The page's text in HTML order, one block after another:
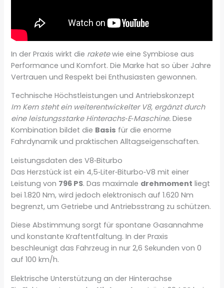
In der Praxis wirkt die raketewie eine Symbiose aus
Performance und Komfort. Die Marke hat so über Jahre
Vertrauen und Respekt bei Enthusiasten gewonnen.
Technische Höchstleistungen und Antriebskonzept
Im Kern steht ein weiterentwickelter V8, ergänzt durch
eine leistungsstarke Hinterachs‑E‑Maschine. Diese
Kombination bildet die Basis für die enorme
Fahrdynamik und praktischen Alltagseigenschaften.
Leistungsdaten des V8‑Biturbo
Das Herzstück ist ein 4,5‑Liter‑Biturbo‑V8 mit einer
Leistung von 796 PS. Das maximale drehmoment liegt
bei 1.820 Nm, wird jedoch elektronisch auf 1.620 Nm
begrenzt, um Getriebe und Antriebsstrang zu schützen.
Diese Abstimmung sorgt für spontane Gasannahme
und konstante Kraftentfaltung. In der Praxis
beschleunigt das Fahrzeug in nur 2,6 Sekunden von 0
auf 100 km/h.
Elektrische Unterstützung an der Hinterachse